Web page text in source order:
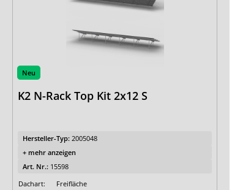
Neu
K2 N-Rack Top Kit 2x12 S
Hersteller-Typ: 2005048
+ mehr anzeigen
Art. Nr.: 15598
Dachart:
Freifläche